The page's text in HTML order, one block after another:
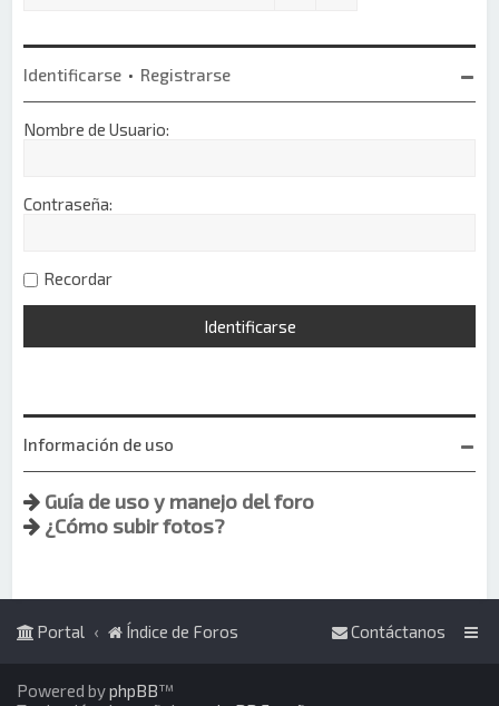
Identificarse • Registrarse
Nombre de Usuario:
Contraseña:
Recordar
Información de uso
Guía de uso y manejo del foro
¿Cómo subir fotos?
Portal Índice de Foros Contáctanos
Powered byphpBB™